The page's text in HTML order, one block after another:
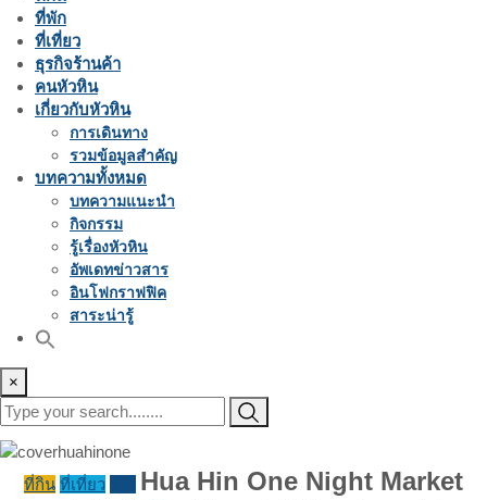
ที่พัก
ที่เที่ยว
ธุรกิจร้านค้า
คนหัวหิน
เกี่ยวกับหัวหิน
การเดินทาง
รวมข้อมูลสำคัญ
บทความทั้งหมด
บทความแนะนำ
กิจกรรม
รู้เรื่องหัวหิน
อัพเดทข่าวสาร
อินโฟกราฟฟิค
สาระน่ารู้
×
ที่กิน ที่เที่ยว Hua Hin One Night Market